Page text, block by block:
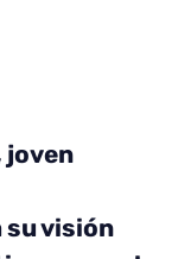
joven
su visión